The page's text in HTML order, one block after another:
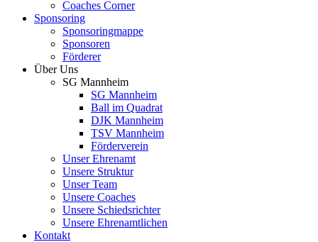
Coaches Corner
Sponsoring
Sponsoringmappe
Sponsoren
Förderer
Über Uns
SG Mannheim
SG Mannheim
Ball im Quadrat
DJK Mannheim
TSV Mannheim
Förderverein
Unser Ehrenamt
Unsere Struktur
Unser Team
Unsere Coaches
Unsere Schiedsrichter
Unsere Ehrenamtlichen
Kontakt